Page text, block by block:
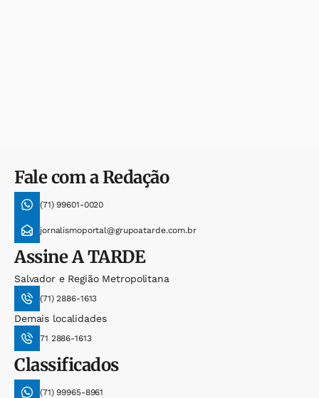
Fale com a Redação
(71) 99601-0020
jornalismoportal@grupoatarde.com.br
AssineA TARDE
Salvador e Região Metropolitana
(71) 2886-1613
Demais localidades
71 2886-1613
Classificados
(71) 99965-8961